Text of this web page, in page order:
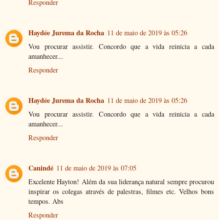
Responder
Haydée Jurema da Rocha 11 de maio de 2019 às 05:26
Vou procurar assistir. Concordo que a vida reinicia a cada
amanhecer...
Responder
Haydée Jurema da Rocha 11 de maio de 2019 às 05:26
Vou procurar assistir. Concordo que a vida reinicia a cada
amanhecer...
Responder
Canindé 11 de maio de 2019 às 07:05
Excelente Hayton! Além da sua liderança natural sempre procurou
inspirar os colegas através de palestras, filmes etc. Velhos bons
tempos. Abs
Responder